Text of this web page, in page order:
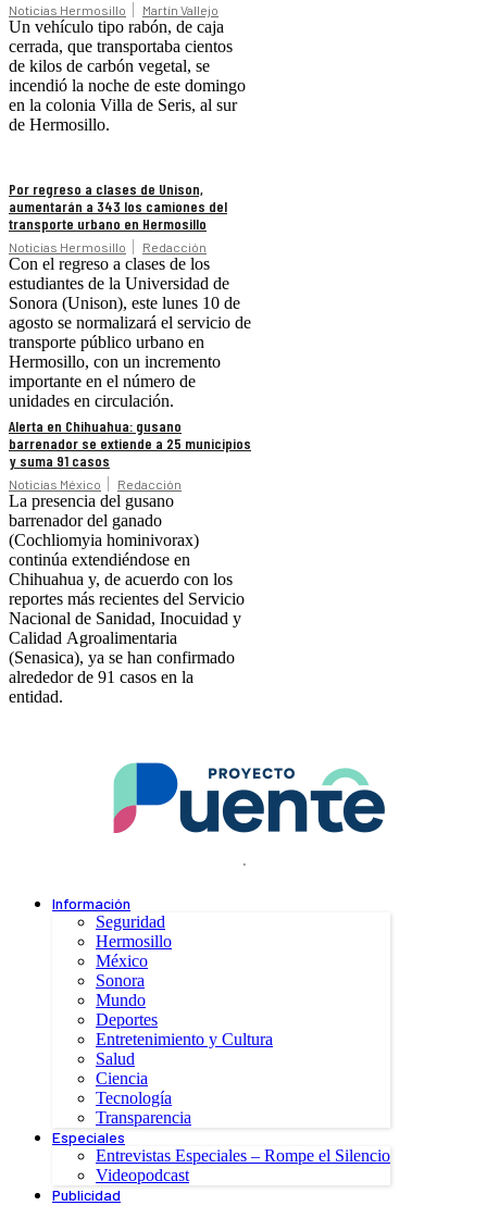
Noticias Hermosillo Martín Vallejo
Un vehículo tipo rabón, de caja
cerrada, que transportaba cientos
de kilos de carbón vegetal, se
incendió la noche de este domingo
en la colonia Villa de Seris, al sur
de Hermosillo.
Por regreso a clases de Unison,
aumentarán a 343 los camiones del
transporte urbano en Hermosillo
Noticias Hermosillo Redacción
Con el regreso a clases de los
estudiantes de la Universidad de
Sonora (Unison), este lunes 10 de
agosto se normalizará el servicio de
transporte público urbano en
Hermosillo, con un incremento
importante en el número de
unidades en circulación.
Alerta en Chihuahua: gusano
barrenador se extiende a 25 municipios
y suma 91 casos
Noticias México Redacción
La presencia del gusano
barrenador del ganado
(Cochliomyia hominivorax)
continúa extendiéndose en
Chihuahua y, de acuerdo con los
reportes más recientes del Servicio
Nacional de Sanidad, Inocuidad y
Calidad Agroalimentaria
(Senasica), ya se han confirmado
alrededor de 91 casos en la
entidad.
.
Información
Seguridad
Hermosillo
México
Sonora
Mundo
Deportes
Entretenimiento y Cultura
Salud
Ciencia
Tecnología
Transparencia
Especiales
Entrevistas Especiales – Rompe el Silencio
Videopodcast
Publicidad